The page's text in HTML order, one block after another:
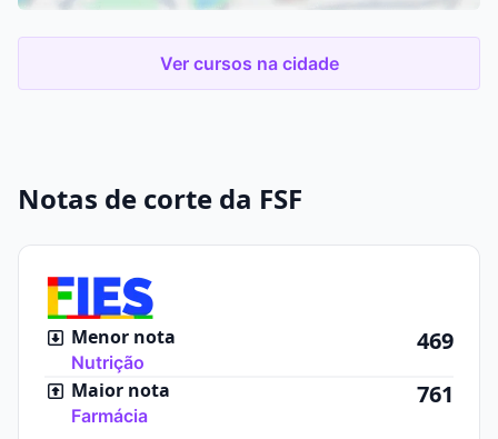
Ver cursos na cidade
Notas de corte da FSF
Menor nota
Nutrição
469
Maior nota
Farmácia
761